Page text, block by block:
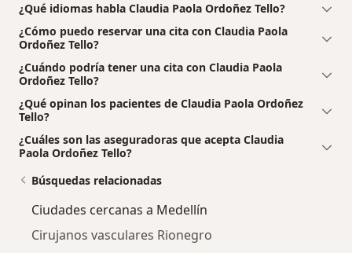
¿Qué idiomas habla Claudia Paola Ordoñez Tello?
¿Cómo puedo reservar una cita con Claudia Paola
Ordoñez Tello?
¿Cuándo podría tener una cita con Claudia Paola
Ordoñez Tello?
¿Qué opinan los pacientes de Claudia Paola Ordoñez
Tello?
¿Cuáles son las aseguradoras que acepta Claudia
Paola Ordoñez Tello?
Búsquedas relacionadas
Ciudades cercanas a Medellín
Cirujanos vasculares Rionegro